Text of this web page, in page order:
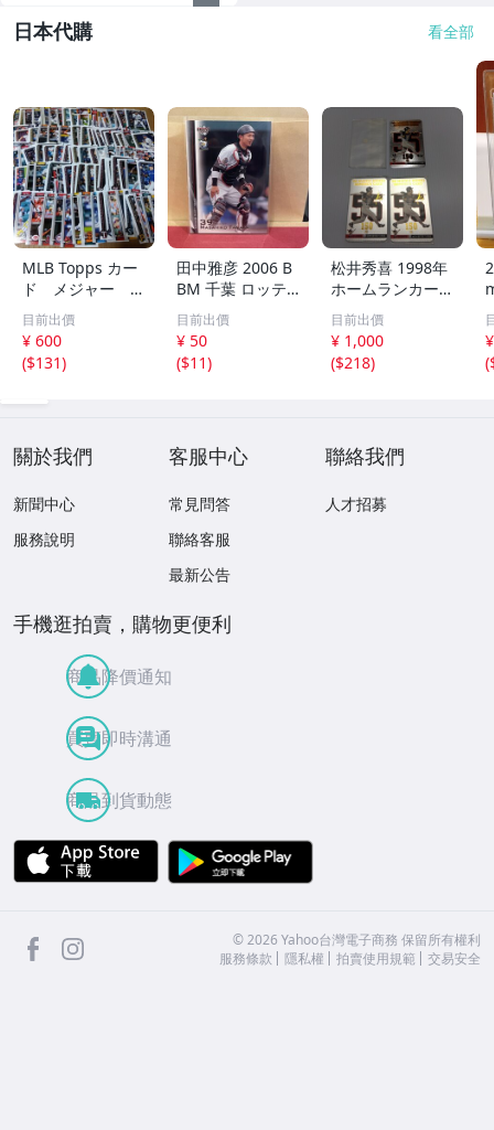
日本代購 看全部
MLB Topps カー
ド メジャー 1
00枚 2
目前出價
¥ 600
($131)
田中雅彦 2006 B
BM 千葉 ロッテ
マリーンズ トレ
カ プロ野球 カー
ド M37 スポーツ
アスリート トレ
目前出價
¥ 50
($11)
松井秀喜 1998年
ホームランカード
150号 記念カード
3枚セット 読売ジ
ャイアンツ 日本
テレビ 劇空間プ
目前出價
¥ 1,000
($218)
(
關於我們
新聞中心
服務說明
客服中心
常見問答
聯絡客服
最新公告
聯絡我們
人才招募
手機逛拍賣，購物更便利
商品降價通知
買賣即時溝通
商品到貨動態
APP Store
facebook ©2026 Yahoo台灣電子商務 保留所有權利
服務條款
隱私權 拍賣使用規範 交易安全